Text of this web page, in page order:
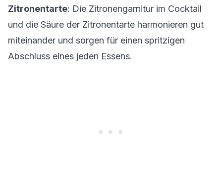
Zitronentarte: Die Zitronengarnitur im Cocktail
und die Säure der Zitronentarte harmonieren gut
miteinander und sorgen für einen spritzigen
Abschluss eines jeden Essens.